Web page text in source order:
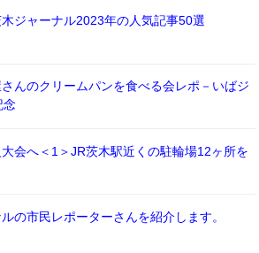
ジャーナル2023年の人気記事50選
んのクリームパンを食べる会レポ－いばジ
念
会へ＜1＞JR茨木駅近くの駐輪場12ヶ所を
の市民レポーターさんを紹介します。